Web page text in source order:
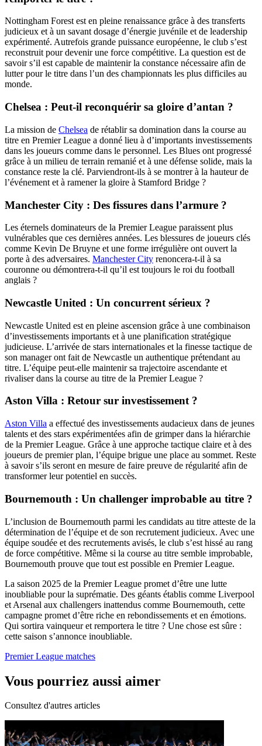
Nottingham Forest est en pleine renaissance grâce à des transferts
judicieux et à un savant dosage d’énergie juvénile et de leadership
expérimenté. Autrefois grande puissance européenne, le club s’est
reconstruit pour devenir une force compétitive. La question est de
savoir s’il est capable de maintenir la constance nécessaire afin de
lutter pour le titre dans l’un des championnats les plus difficiles au
monde.
Chelsea : Peut-il reconquérir sa gloire d’antan ?
La mission de Chelsea de rétablir sa domination dans la course au
titre en Premier League a donné lieu à d’importants investissements
dans les joueurs comme dans le personnel. Les Blues ont progressé
grâce à un milieu de terrain remanié et à une défense solide, mais la
constance reste la clé. Parviendront-ils à se montrer à la hauteur de
l’événement et à ramener la gloire à Stamford Bridge ?
Manchester City : Des fissures dans l’armure ?
Les éternels dominateurs de la Premier League paraissent plus
vulnérables que ces dernières années. Les blessures de joueurs clés
comme Kevin De Bruyne et une forme irrégulière ont ouvert la
porte à des adversaires. Manchester City renoncera-t-il à sa
couronne ou démontrera-t-il qu’il est toujours le roi du football
anglais ?
Newcastle United : Un concurrent sérieux ?
Newcastle United est en pleine ascension grâce à une combinaison
d’investissements importants et à une planification stratégique
judicieuse. L’arrivée de stars internationales et la finesse tactique de
son manager ont fait de Newcastle un authentique prétendant au
titre. L’équipe peut-elle maintenir sa trajectoire ascendante et
rivaliser dans la course au titre de la Premier League ?
Aston Villa : Retour sur investissement ?
Aston Villa a effectué des investissements audacieux dans de jeunes
talents et des stars expérimentées afin de grimper dans la hiérarchie
de la Premier League. Grâce à une approche tactique claire et à des
joueurs de premier plan, l’équipe brigue une place au sommet. Reste
à savoir s’ils seront en mesure de faire preuve de régularité afin de
transformer leur potentiel en succès.
Bournemouth : Un challenger improbable au titre ?
L’inclusion de Bournemouth parmi les candidats au titre atteste de la
détermination de l’équipe et de son recrutement judicieux. Avec une
équipe soudée et des recrutements avisés, le club s’est hissé au rang
de force compétitive. Même si la course au titre semble improbable,
Bournemouth prouve que tout est possible en Premier League.
La saison 2025 de la Premier League promet d’être une lutte
inoubliable pour la suprématie. Des géants établis comme Liverpool
et Arsenal aux challengers inattendus comme Bournemouth, cette
campagne promet d’être riche en rebondissements et en émotions.
Qui sortira vainqueur et remportera le titre ? Une chose est sûre :
cette saison s’annonce inoubliable.
Premier League matches
Vous pourriez aussi aimer
Consultez d'autres articles